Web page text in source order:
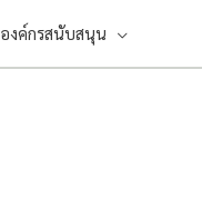
องค์กรสนับสนุน